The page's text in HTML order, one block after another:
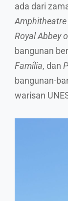
ada dari
Amphitheatre
Royal Abbey
bangunan
Família, dan
bangunan-
warisan